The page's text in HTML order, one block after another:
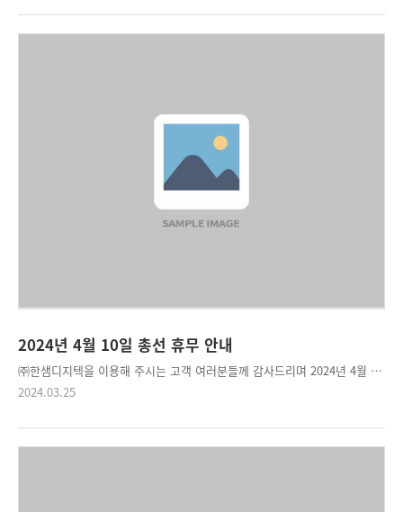
2024년 4월 10일 총선 휴무 안내
㈜한샘디지텍을 이용해 주시는 고객 여러분들께 감사드리며 2024년 4월 10일(수) 총선으로 휴무를 안내해 드립니다. 1. 총선/휴무일: 2024년 4월 10일(수요일) 2. 총선/휴무일은 생산 일정에 포함되지 않습니다. 3. 배송 관련 : 총선 휴무일로 인해 배송이 지연 될 수 있습니다. 소중한 권리를 행사하는 뜻깊은 하루가 되시길 바랍니다. 고맙습니다.
2024.03.25